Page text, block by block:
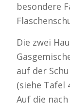
besondere
Die zwei
auf der
(siehe Tafel
Auf die